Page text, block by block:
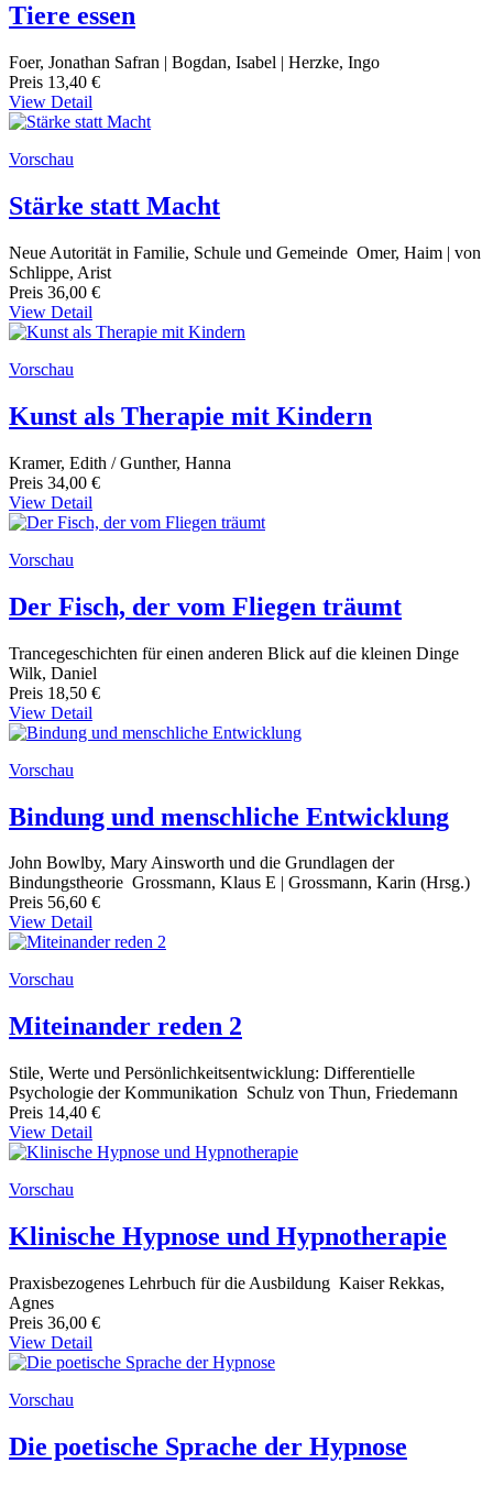
Tiere essen
Foer, Jonathan Safran | Bogdan, Isabel | Herzke, Ingo
Preis 13,40 €
View Detail
Vorschau
Stärke statt Macht
Neue Autorität in Familie, Schule und Gemeinde Omer, Haim | von
Schlippe, Arist
Preis 36,00 €
View Detail
Vorschau
Kunst als Therapie mit Kindern
Kramer, Edith / Gunther, Hanna
Preis 34,00 €
View Detail
Vorschau
Der Fisch, der vom Fliegen träumt
Trancegeschichten für einen anderen Blick auf die kleinen Dinge
Wilk, Daniel
Preis 18,50 €
View Detail
Vorschau
Bindung und menschliche Entwicklung
John Bowlby, Mary Ainsworth und die Grundlagen der
Bindungstheorie Grossmann, Klaus E | Grossmann, Karin (Hrsg.)
Preis 56,60 €
View Detail
Vorschau
Miteinander reden 2
Stile, Werte und Persönlichkeitsentwicklung: Differentielle
Psychologie der Kommunikation Schulz von Thun, Friedemann
Preis 14,40 €
View Detail
Vorschau
Klinische Hypnose und Hypnotherapie
Praxisbezogenes Lehrbuch für die Ausbildung Kaiser Rekkas,
Agnes
Preis 36,00 €
View Detail
Vorschau
Die poetische Sprache der Hypnose